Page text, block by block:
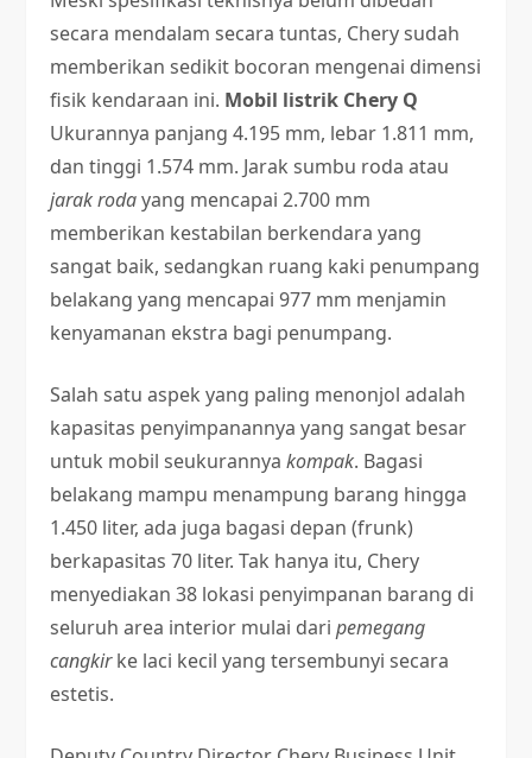
secara mendalam secara tuntas, Chery sudah
memberikan sedikit bocoran mengenai dimensi
fisik kendaraan ini. Mobil listrik Chery Q
Ukurannya panjang 4.195 mm, lebar 1.811 mm,
dan tinggi 1.574 mm. Jarak sumbu roda atau
jarak rodayang mencapai 2.700 mm
memberikan kestabilan berkendara yang
sangat baik, sedangkan ruang kaki penumpang
belakang yang mencapai 977 mm menjamin
kenyamanan ekstra bagi penumpang.
Salah satu aspek yang paling menonjol adalah
kapasitas penyimpanannya yang sangat besar
untuk mobil seukurannyakompak. Bagasi
belakang mampu menampung barang hingga
1.450 liter, ada juga bagasi depan (frunk)
berkapasitas 70 liter. Tak hanya itu, Chery
menyediakan 38 lokasi penyimpanan barang di
seluruh area interior mulai daripemegang
cangkirke laci kecil yang tersembunyi secara
estetis.